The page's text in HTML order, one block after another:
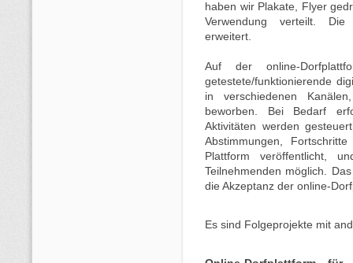
haben wir Plakate, Flyer
Verwendung verteilt. Die
erweitert.
Auf der online-
getestete/funktionierende
in verschiedenen
beworben. Bei Bedarf
Aktivitäten werden
Abstimmungen,
Plattform veröffentlicht,
Teilnehmenden möglich.
die Akzeptanz der online-
Es sind Folgeprojekte mit